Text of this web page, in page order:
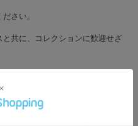
さい。
共に、コレクションに歓迎せざ
ボルバー、グールレバーアクシ
ボルバー黒）